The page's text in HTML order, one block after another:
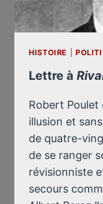
HISTOIRE
Lettre à
Robert Poulet
illusion et
de quatre-
de se ranger
révisionniste
secours